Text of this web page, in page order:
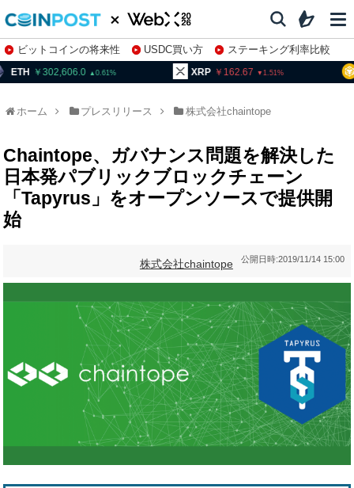
ビットコインの将来性 USDC買い方
ステーキング利率比較
株特集・関連銘柄
302,606.0 0.61 XRP 162.67 1.51 BNB
ホーム プレスリリース 株式会社chaintope
Chaintope、ガバナンス問題を解決した
日本発パブリックブロックチェーン
「Tapyrus」をオープンソースで提供開
始
公開日時:2019/11/14 15:00
株式会社chaintope